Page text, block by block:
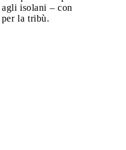
isolani – con
la tribù.